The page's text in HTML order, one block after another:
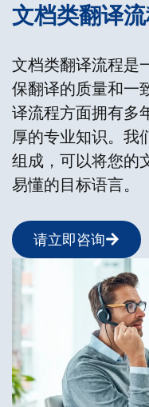
文档类翻译
文档类翻译流程是
保翻译的质量和一
译流程方面拥有多
厚的专业知识。我
组成，可以将您的
易懂的目标语言。
请立即咨询